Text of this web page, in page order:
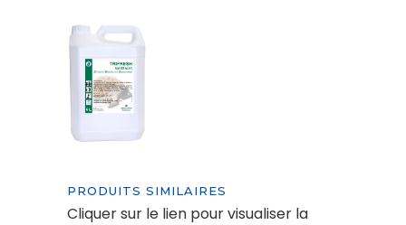
PRODUITS SIMILAIRES
Cliquer sur le lien pour visualiser la